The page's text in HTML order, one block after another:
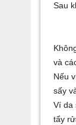
Sau
và
Nếu
sấy
Ví da
tẩy